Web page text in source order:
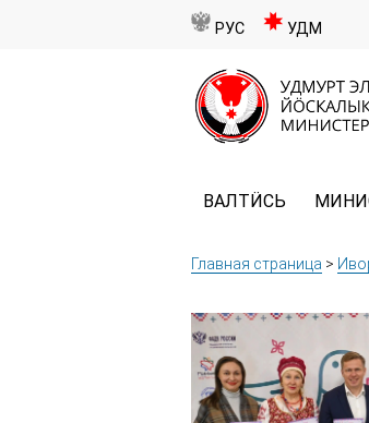
РУС УДМ
ВАЛТӤСЬ
Главная страница >